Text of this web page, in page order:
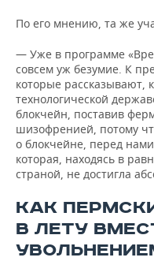
По его мнению, та же
— Уже в программе
совсем уж безумие. К
которые рассказывают,
технологической
блокчейн, поставив
шизофренией, потому
о блокчейне, перед
которая, находясь в
страной, не достигла
КАК
В ЛЕТУ